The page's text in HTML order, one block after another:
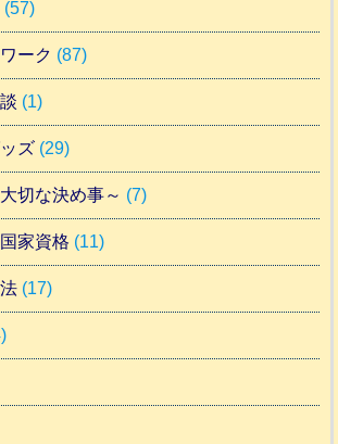
(57)
ーク (87)
(1)
ズ (29)
切な決め事～ (7)
家資格 (11)
(17)